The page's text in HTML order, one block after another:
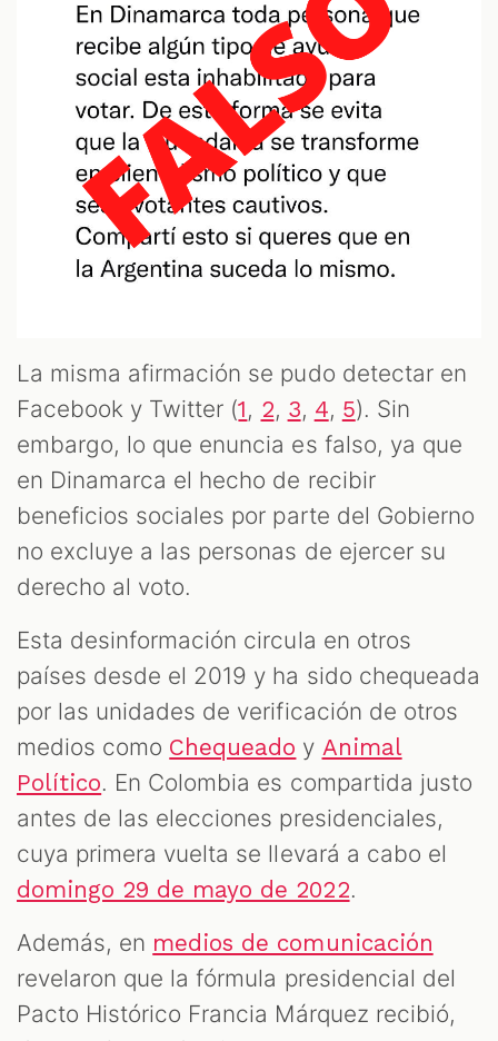
La misma afirmación se pudo detectar en
Facebook y Twitter (1, 2, 3, 4, 5). Sin
embargo, lo que enuncia es falso, ya que
en Dinamarca el hecho de recibir
beneficios sociales por parte del Gobierno
no excluye a las personas de ejercer su
derecho al voto.
Esta desinformación circula en otros
países desde el 2019 y ha sido chequeada
por las unidades de verificación de otros
medios como Chequeado y Animal
Político. En Colombia es compartida justo
antes de las elecciones presidenciales,
cuya primera vuelta se llevará a cabo el
domingo 29 de mayo de 2022.
Además, en medios de comunicación
revelaron que la fórmula presidencial del
Pacto Histórico Francia Márquez recibió,